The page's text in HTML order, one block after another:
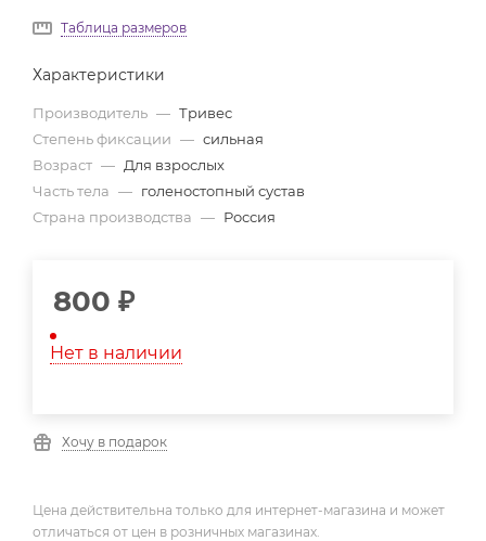
Таблица размеров
Характеристики
Производитель — Тривес
Степень фиксации — сильная
Возраст — Для взрослых
Часть тела — голеностопный сустав
Страна производства — Россия
800 ₽
Нет в наличии
Хочу в подарок
Цена действительна только для интернет-магазина и может
отличаться от цен в розничных магазинах.